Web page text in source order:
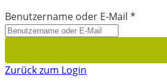
Benutzername oder E-Mail *
Zurück zum Login